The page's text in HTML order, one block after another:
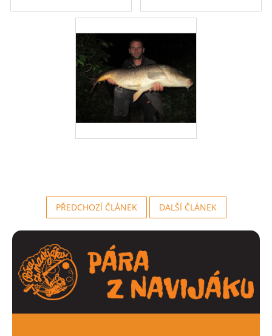
PŘEDCHOZÍ ČLÁNEK DALŠÍ ČLÁNEK